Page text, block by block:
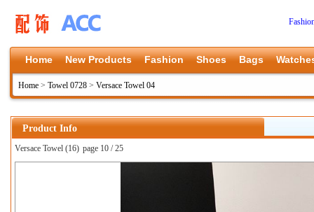
Home New Products Fashion Shoes Bags
Home > Towel 0728 > Versace Towel 04
Product Info
Versace Towel (16) page 10 / 25